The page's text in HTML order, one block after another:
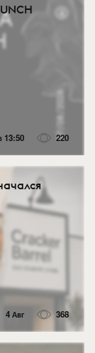
13:50 220
4 Авг 368